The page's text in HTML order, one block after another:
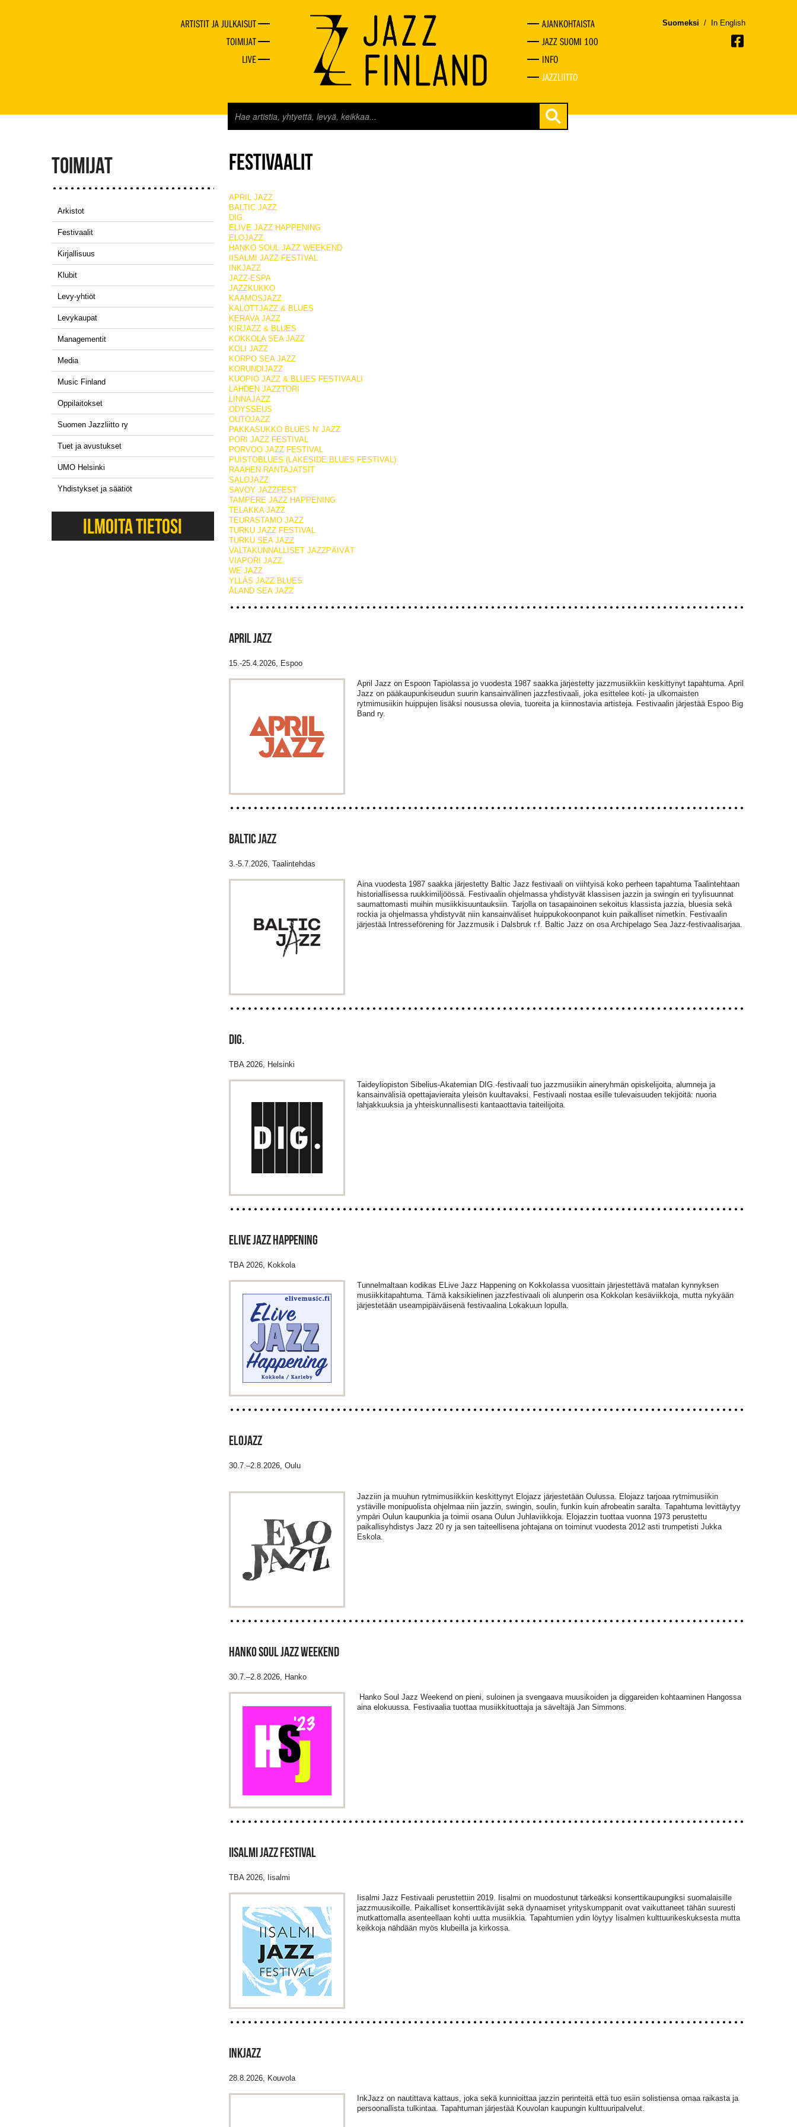
ARTISTIT JA JULKAISUT
TOIMIJAT
LIVE
AJANKOHTAISTA
JAZZ SUOMI 100
INFO
JAZZLIITTO
Suomeksi / In English
TOIMIJAT
Arkistot
Festivaalit
Kirjallisuus
Klubit
Levy-yhtiöt
Levykaupat
Managementit
Media
Music Finland
Oppilaitokset
Suomen Jazzliitto ry
Tuet ja avustukset
UMO Helsinki
Yhdistykset ja säätiöt
ILMOITA TIETOSI
FESTIVAALIT
APRIL JAZZ
BALTIC JAZZ
DIG.
ELIVE JAZZ HAPPENING
ELOJAZZ
HANKO SOUL JAZZ WEEKEND
IISALMI JAZZ FESTIVAL
INKJAZZ
JAZZ-ESPA
JAZZKUKKO
KAAMOSJAZZ
KALOTTJAZZ & BLUES
KERAVA JAZZ
KIRJAZZ & BLUES
KOKKOLA SEA JAZZ
KOLI JAZZ
KORPO SEA JAZZ
KORUNDIJAZZ
KUOPIO JAZZ & BLUES FESTIVAALI
LAHDEN JAZZTORI
LINNAJAZZ
ODYSSEUS
OUTOJAZZ
PAKKASUKKO BLUES N' JAZZ
PORI JAZZ FESTIVAL
PORVOO JAZZ FESTIVAL
PUISTOBLUES (LAKESIDE BLUES FESTIVAL)
RAAHEN RANTAJATSIT
SALOJAZZ
SAVOY JAZZFEST
TAMPERE JAZZ HAPPENING
TELAKKA JAZZ
TEURASTAMO JAZZ
TURKU JAZZ FESTIVAL
TURKU SEA JAZZ
VALTAKUNNALLISET JAZZPÄIVÄT
VIAPORI JAZZ
WE JAZZ
YLLÄS JAZZ BLUES
ÅLAND SEA JAZZ
APRIL JAZZ
15.-25.4.2026, Espoo
April Jazz on Espoon Tapiolassa jo vuodesta 1987 saakka järjestetty jazzmusiikkiin keskittynyt tapahtuma. April
Jazz on pääkaupunkiseudun suurin kansainvälinen jazzfestivaali, joka esittelee koti- ja ulkomaisten
rytmimusiikin huippujen lisäksi nousussa olevia, tuoreita ja kiinnostavia artisteja. Festivaalin järjestää Espoo Big
Band ry.
BALTIC JAZZ
3.-5.7.2026, Taalintehdas
Aina vuodesta 1987 saakka järjestetty Baltic Jazz festivaali on viihtyisä koko perheen tapahtuma Taalintehtaan
historiallisessa ruukkimiljöössä. Festivaalin ohjelmassa yhdistyvät klassisen jazzin ja swingin eri tyylisuunnat
saumattomasti muihin musiikkisuuntauksiin. Tarjolla on tasapainoinen sekoitus klassista jazzia, bluesia sekä
rockia ja ohjelmassa yhdistyvät niin kansainväliset huippukokoonpanot kuin paikalliset nimetkin. Festivaalin
järjestää Intresseförening för Jazzmusik i Dalsbruk r.f. Baltic Jazz on osa Archipelago Sea Jazz-festivaalisarjaa.
DIG.
TBA 2026, Helsinki
Taideyliopiston Sibelius-Akatemian DIG.-festivaali tuo jazzmusiikin aineryhmän opiskelijoita, alumneja ja
kansainvälisiä opettajavieraita yleisön kuultavaksi. Festivaali nostaa esille tulevaisuuden tekijöitä: nuoria
lahjakkuuksia ja yhteiskunnallisesti kantaaottavia taiteilijoita.
ELIVE JAZZ HAPPENING
TBA 2026, Kokkola
Tunnelmaltaan kodikas ELive Jazz Happening on Kokkolassa vuosittain järjestettävä matalan kynnyksen
musiikkitapahtuma. Tämä kaksikielinen jazzfestivaali oli alunperin osa Kokkolan kesäviikkoja, mutta nykyään
järjestetään useampipäiväisenä festivaalina Lokakuun lopulla.
ELOJAZZ
30.7.–2.8.2026, Oulu
Jazziin ja muuhun rytmimusiikkiin keskittynyt Elojazz järjestetään Oulussa. Elojazz tarjoaa rytmimusiikin
ystäville monipuolista ohjelmaa niin jazzin, swingin, soulin, funkin kuin afrobeatin saralta. Tapahtuma levittäytyy
ympäri Oulun kaupunkia ja toimii osana Oulun Juhlaviikkoja. Elojazzin tuottaa vuonna 1973 perustettu
paikallisyhdistys Jazz 20 ry ja sen taiteellisena johtajana on toiminut vuodesta 2012 asti trumpetisti Jukka
Eskola.
HANKO SOUL JAZZ WEEKEND
30.7.–2.8.2026, Hanko
Hanko Soul Jazz Weekend on pieni, suloinen ja svengaava muusikoiden ja diggareiden kohtaaminen Hangossa
aina elokuussa. Festivaalia tuottaa musiikkituottaja ja säveltäjä Jan Simmons.
IISALMI JAZZ FESTIVAL
TBA 2026, Iisalmi
Iisalmi Jazz Festivaali perustettiin 2019. Iisalmi on muodostunut tärkeäksi konserttikaupungiksi suomalaisille
jazzmuusikoille. Paikalliset konserttikävijät sekä dynaamiset yrityskumppanit ovat vaikuttaneet tähän suuresti
mutkattomalla asenteellaan kohti uutta musiikkia. Tapahtumien ydin löytyy Iisalmen kulttuurikeskuksesta mutta
keikkoja nähdään myös klubeilla ja kirkossa.
INKJAZZ
28.8.2026, Kouvola
InkJazz on nautittava kattaus, joka sekä kunnioittaa jazzin perinteitä että tuo esiin solistiensa omaa raikasta ja
persoonallista tulkintaa. Tapahtuman järjestää Kouvolan kaupungin kulttuuripalvelut.